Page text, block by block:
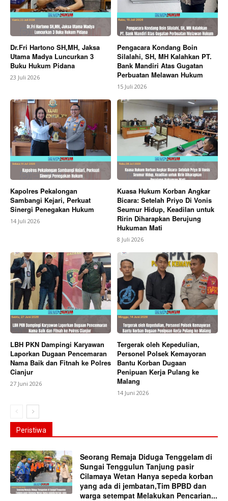
Dr.Fri Hartono SH,MH, Jaksa
Utama Madya Luncurkan 3
Buku Hukum Pidana
23 Juli 2026
Pengacara Kondang Boin
Silalahi, SH, MH Kalahkan PT.
Bank Mandiri Atas Gugatan
Perbuatan Melawan Hukum
15 Juli 2026
Kapolres Pekalongan
Sambangi Kejari, Perkuat
Sinergi Penegakan Hukum
14 Juli 2026
Kuasa Hukum Korban Angkar
Bicara: Setelah Priyo Di Vonis
Seumur Hidup, Keadilan untuk
Ririn Diharapkan Berujung
Hukuman Mati
8 Juli 2026
LBH PKN Dampingi Karyawan
Laporkan Dugaan Pencemaran
Nama Baik dan Fitnah ke Polres
Cianjur
27 Juni 2026
Tergerak oleh Kepedulian,
Personel Polsek Kemayoran
Bantu Korban Dugaan
Penipuan Kerja Pulang ke
Malang
14 Juni 2026
Peristiwa
Seorang Remaja Diduga Tenggelam di
Sungai Tenggulun Tanjung pasir
Cilamaya Wetan Hanya sepeda korban
yang ada di jembatan,Tim BPBD dan
warga setempat Melakukan Pencarian...